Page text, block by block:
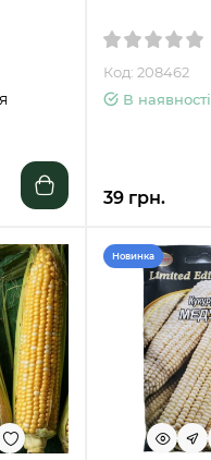
Код: 208462
В наявності
39 грн.
Новинка